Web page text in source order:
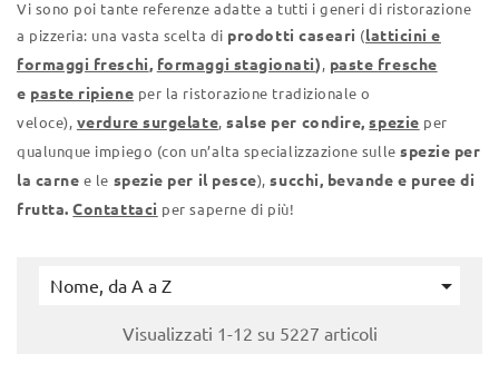
Vi sono poi tante referenze adatte a tutti i generi di ristorazione
a pizzeria: una vasta scelta di prodotti caseari (latticini e
formaggi freschi, formaggi stagionati) , paste fresche
e paste ripiene per la ristorazione tradizionale o
veloce), verdure surgelate,salse per condire,spezie per
qualunque impiego (con un’alta specializzazione sullespezie per
la carne e le spezie per il pesce),succhi, bevande e puree di
frutta.Contattaci per saperne di più!
Nome, da A a Z 
Visualizzati 1-12 su 5227 articoli